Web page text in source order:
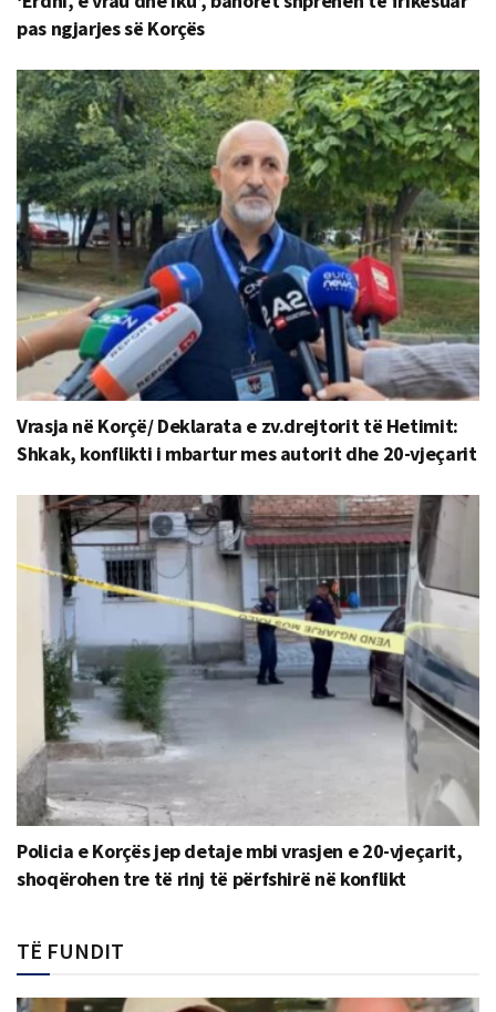
pas ngjarjes së Korçës
Vrasja në Korçë/ Deklarata e zv.drejtorit të Hetimit:
Shkak, konflikti i mbartur mes autorit dhe 20-vjeçarit
Policia e Korçës jep detaje mbi vrasjen e 20-vjeçarit,
shoqërohen tre të rinj të përfshirë në konflikt
TË FUNDIT